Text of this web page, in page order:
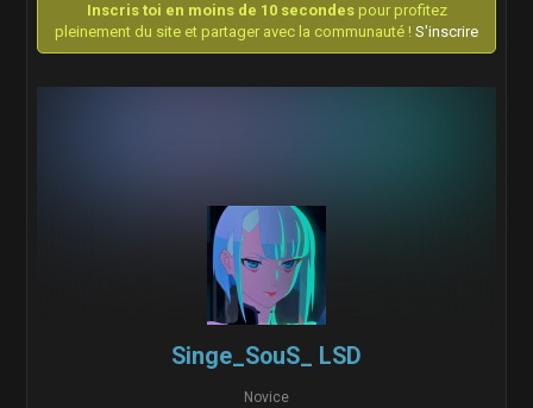
Inscris toi en moins de 10 secondespour profitez
pleinement du site et partager avec la communauté ! S'inscrire
Singe_SouS_ LSD
Novice